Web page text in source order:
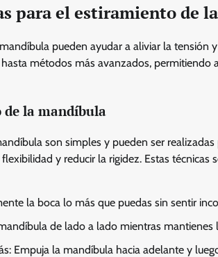
para el estiramiento de
pueden ayudar a aliviar la tensión
métodos más avanzados, permitiendo
de la mandíbula
son simples y pueden ser
y reducir la rigidez. Estas técnicas
la boca lo más que puedas sin sentir
de lado a lado mientras mantienes
Empuja la mandíbula hacia adelante y